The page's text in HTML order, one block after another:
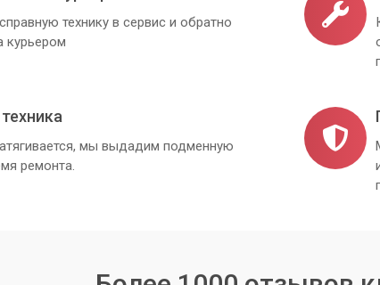
ПО.
технику в сервис и обратно
курьером
мы выдадим подменную
ремонта.